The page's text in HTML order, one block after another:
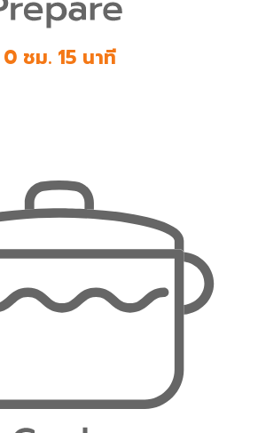
0 ชม. 15 นาที